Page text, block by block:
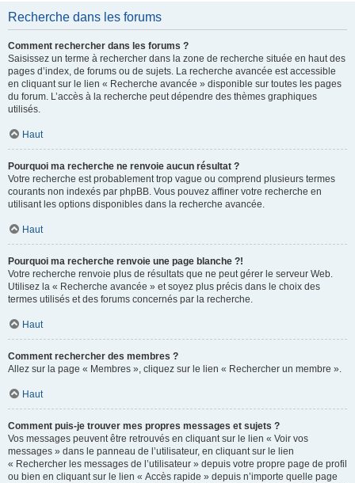
Recherche dans les forums
Comment rechercher dans les forums ?
Saisissez un terme à rechercher dans la zone de recherche située en haut des
pages d’index, de forums ou de sujets. La recherche avancée est accessible
en cliquant sur le lien « Recherche avancée » disponible sur toutes les pages
du forum. L’accès à la recherche peut dépendre des thèmes graphiques
utilisés.
Haut
Pourquoi ma recherche ne renvoie aucun résultat ?
Votre recherche est probablement trop vague ou comprend plusieurs termes
courants non indexés par phpBB. Vous pouvez affiner votre recherche en
utilisant les options disponibles dans la recherche avancée.
Haut
Pourquoi ma recherche renvoie une page blanche ?!
Votre recherche renvoie plus de résultats que ne peut gérer le serveur Web.
Utilisez la « Recherche avancée » et soyez plus précis dans le choix des
termes utilisés et des forums concernés par la recherche.
Haut
Comment rechercher des membres ?
Allez sur la page « Membres », cliquez sur le lien « Rechercher un membre ».
Haut
Comment puis-je trouver mes propres messages et sujets ?
Vos messages peuvent être retrouvés en cliquant sur le lien « Voir vos
messages » dans le panneau de l’utilisateur, en cliquant sur le lien
« Rechercher les messages de l’utilisateur » depuis votre propre page de profil
ou bien en cliquant sur le lien « Accès rapide » depuis n’importe quelle page